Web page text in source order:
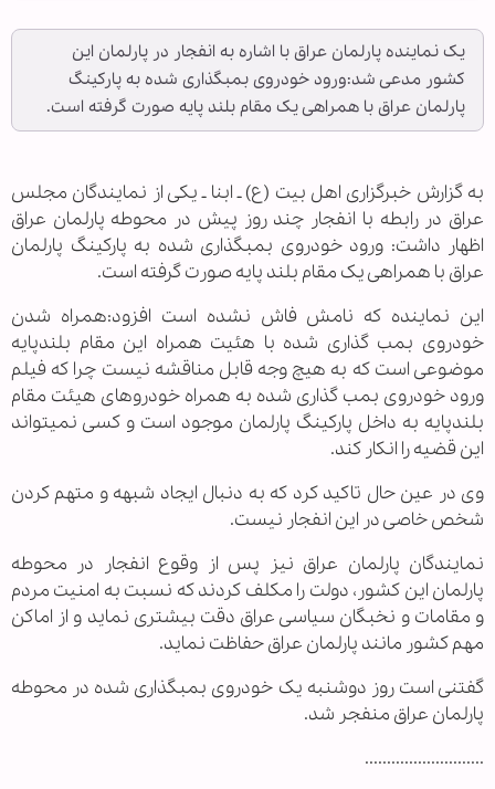
یک نماینده پارلمان عراق با اشاره به انفجار در پارلمان این
کشور مدعی شد:ورود خودروی بمب‏گذاری شده به پارکینگ
پارلمان عراق با همراهی یک مقام بلند پایه صورت گرفته است.
به گزارش خبرگزاری اهل بیت (ع) ـ ابنا ـ یکی از نمایندگان مجلس
عراق در رابطه با انفجار چند روز پیش در محوطه پارلمان عراق
اظهار داشت: ورود خودروی بمب‏گذاری شده به پارکینگ پارلمان
عراق با همراهی یک مقام بلند پایه صورت گرفته است.
این نماینده که نامش فاش نشده است افزود:همراه شدن
خودروی بمب گذاری شده با هئیت همراه این مقام بلندپایه
موضوعی است که به هیچ وجه قابل مناقشه نیست چرا که فیلم
ورود خودروی بمب گذاری شده به همراه خودروهای هیئت مقام
بلندپایه به داخل پارکینگ پارلمان موجود است و کسی نمی‎تواند
این قضیه را انکار کند.
وی در عین حال تاکید کرد که به دنبال ایجاد شبهه و متهم کردن
شخص خاصی در این انفجار نیست.
نمایندگان پارلمان عراق نیز پس از وقوع انفجار در محوطه
پارلمان این کشور، دولت را مکلف کردند که نسبت به امنیت مردم
و مقامات و نخبگان سیاسی عراق دقت بیشتری نماید و از اماکن
مهم کشور مانند پارلمان عراق حفاظت نماید.
گفتنی است روز دوشنبه یک خودروی بمب‏گذاری شده در محوطه
پارلمان عراق منفجر شد.
...........................